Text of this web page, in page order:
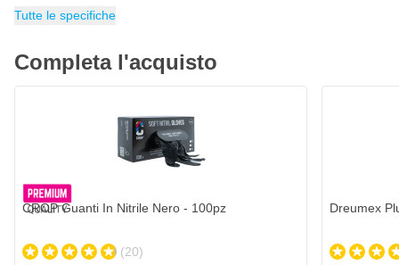
100% glicerina vegetale
EAN 8712602000648
Categoria
Tutte le specifiche
Completa l'acquisto
Spedito domani
Aggiungi al Carrello
CROP Guanti In Nitrile Nero - 100pz
(20)
Dreumex